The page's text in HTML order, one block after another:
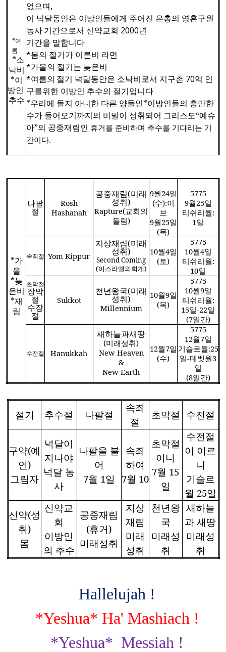
*여
름
*소
낙비
*이
방인
추수
없으며,
이 넉달동안은 이방인들에게 주어진 은총의 영혼구원
농사기간으로서 신약교회 2000년
기간을 말합니다
*봄의 절기가 이른비 라면
*가을의 절기는 늦은비
*여름의 절기 넉달동안은 소낙비로서 지구촌 70억 인
구를위한 이방인 추수의 절기입니다
*우리에 들지 아니한 다른 양들인*이방인들의 충만한
수가 들어오기까지의 비밀이 성취되어 그리스도“예슈
아”의 공중재림인 휴거를 준비하며 추수를 기다리는 기
간이다.
*가
을
*늦
은비
*재
림
나팔
절
Rosh
Hashanah
공중재림(미래
성취)
Rapture(교회의
들림)
9월24일
(수):이
브
9월25일
(목)
5775
9월25일
티쉬리월:
1일
속죄절 Yom Kippur
지상재림(미래
성취)
Second Coming
(이스라엘의회개)
10월4일
(토)
5775
10월4일
티쉬리월:
10일
초막절
장막
절
수장
절
Sukkot
천년왕국(미래
성취)
Millennium
10월9일
(목)
5775
10월9일
티쉬리월:
15일-22일
(7일간)
수전절 Hanukkah
새하늘과새땅
(미래성취)
New Heaven
&
New Earth
12월7일
(수)
5775
12월7일
기슬르월:25
일-데벳월3
일
(8일간)
절기 추수절 나팔절
속죄
절
초막절 수전절
구약(예
언)
그림자
넉달이
지나야
넉달 농
사
나팔을 불
어
7월 1일
속죄
하여
7월 10
초막절
이니
7월 15
일
수전절
이 이르
니
기슬르
월 25일
신약(성
취)
몸
신약교
회
이방인
의 추수
공중재림
(휴거)
미래성취
지상
재림
미래
성취
천년왕
국
미래성
취
새하늘
과 새땅
미래성
취
Hallelujah !
*Yeshua* Ha' Mashiach !
*Yeshua* Messiah !